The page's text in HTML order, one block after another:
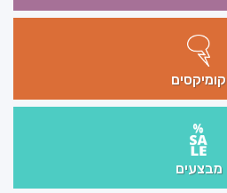
קומיקסים
מבצעים